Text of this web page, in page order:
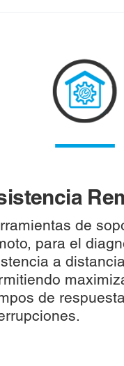
de
para el
a distancia
de